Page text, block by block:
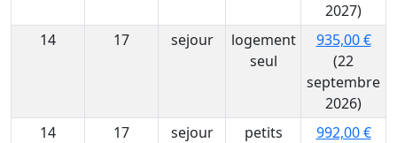
2027)
14
17 sejour
logement
seul
935,00 €
(22
septembre
2026)
14
17 sejour
petits
992,00 €